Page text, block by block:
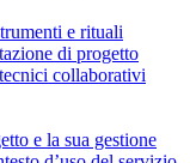
e rituali
di progetto
collaborativi
e la sua gestione